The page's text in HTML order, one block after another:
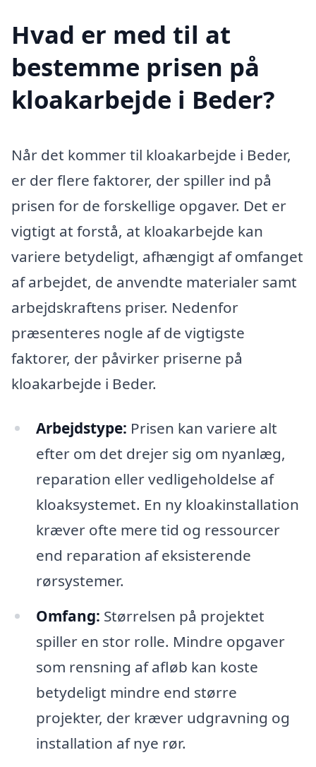
Hvad er med til at
bestemme prisen på
kloakarbejde i Beder?
Når det kommer til kloakarbejde i Beder,
er der flere faktorer, der spiller ind på
prisen for de forskellige opgaver. Det er
vigtigt at forstå, at kloakarbejde kan
variere betydeligt, afhængigt af omfanget
af arbejdet, de anvendte materialer samt
arbejdskraftens priser. Nedenfor
præsenteres nogle af de vigtigste
faktorer, der påvirker priserne på
kloakarbejde i Beder.
Arbejdstype: Prisen kan variere alt
efter om det drejer sig om nyanlæg,
reparation eller vedligeholdelse af
kloaksystemet. En ny kloakinstallation
kræver ofte mere tid og ressourcer
end reparation af eksisterende
rørsystemer.
Omfang: Størrelsen på projektet
spiller en stor rolle. Mindre opgaver
som rensning af afløb kan koste
betydeligt mindre end større
projekter, der kræver udgravning og
installation af nye rør.